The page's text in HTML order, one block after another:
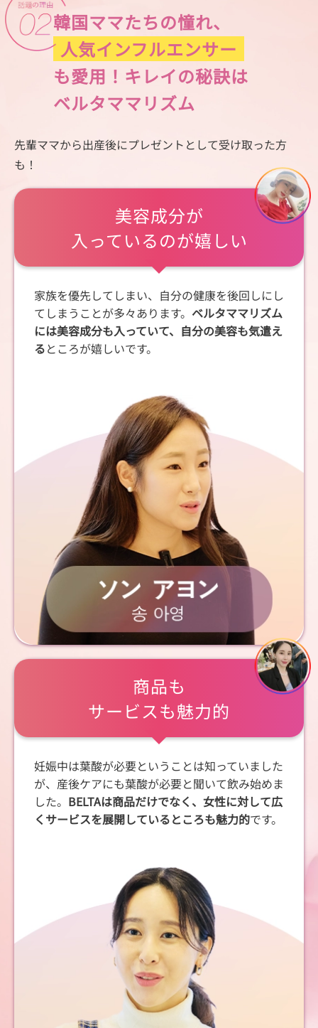
韓国ママたちの憧れ、
人気インフルエンサー
も愛用！キレイの秘訣は
ベルタママリズム
先輩ママから出産後にプレゼントとして受け取った方
も！
美容成分が
入っているのが嬉しい
家族を優先してしまい、自分の健康を後回しにし
てしまうことが多々あります。 ベルタママリズム
には美容成分も入っていて、自分の美容も気遣え
るところが嬉しいです。
商品も
サービスも魅力的
妊娠中は葉酸が必要ということは知っていました
が、産後ケアにも葉酸が必要と聞いて飲み始めま
した。 BELTAは商品だけでなく、女性に対して広
くサービスを展開しているところも魅力的です。